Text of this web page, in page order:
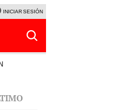
DE LUZ VIERNES 7 DE AGOSTO
INICIAR SESIÓN